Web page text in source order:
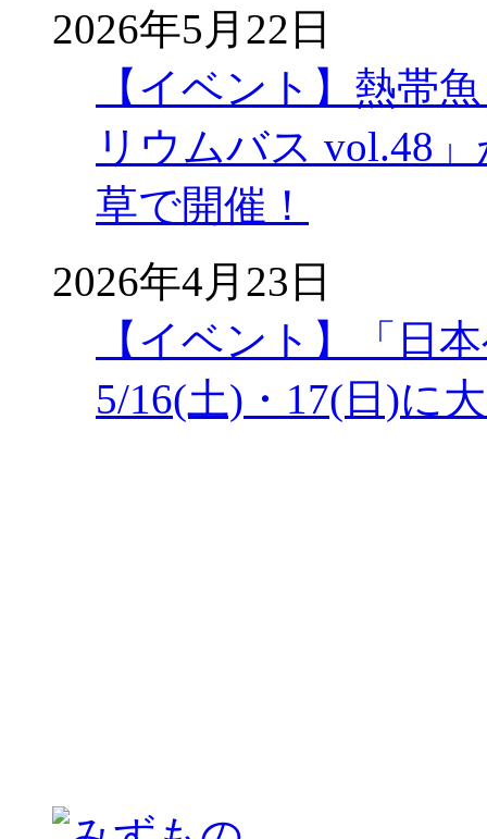
2026年5月22日
【イベント】熱帯
リウムバス vol.48
草で開催！
2026年4月23日
【イベント】「日
5/16(土)・17(日)に